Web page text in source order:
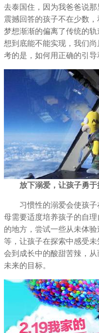
去泰国住，因为我爸爸说
震撼回答的孩子不在少数
梦想渐渐的偏离了传统的
想到底能不能实现，我们
考的是，如何用正确的引导
放下溺爱，让孩子勇
习惯性的溺爱会使孩子
母需要适度培养孩子的自
的地方，尝试一些从未体
等，让孩子在探索中感受
会到成长中的酸甜苦辣，
未来的目标。